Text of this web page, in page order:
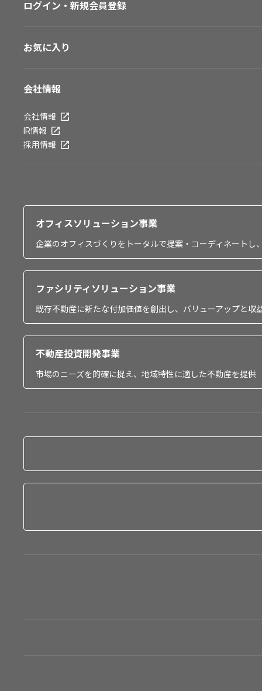
ログイン・新規会員登録
お気に入り
会社情報
会社情報
IR情報
採用情報
オフィスソリューション事業
企業のオフィスづくりをトータルで提案・コーディネート
ファシリティソリューション事業
既存不動産に新たな付加価値を創出し、バリューアップと収
不動産投資開発事業
市場のニーズを的確に捉え、地域特性に適した不動産を提供